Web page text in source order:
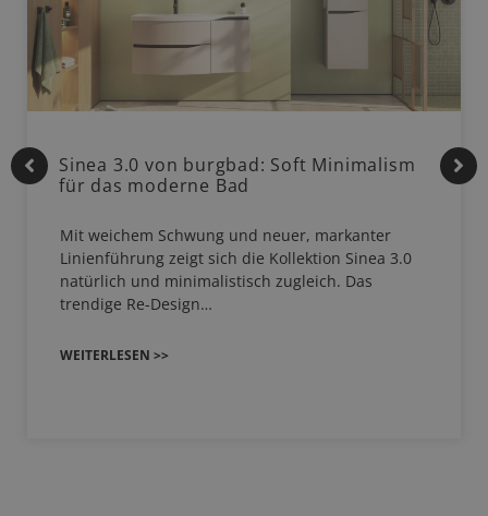
Sinea 3.0 von burgbad: Soft Minimalism
für das moderne Bad
Mit weichem Schwung und neuer, markanter
Linienführung zeigt sich die Kollektion Sinea 3.0
natürlich und minimalistisch zugleich. Das
trendige Re-Design…
WEITERLESEN >>